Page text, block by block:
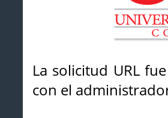
La solicitud URL
con el